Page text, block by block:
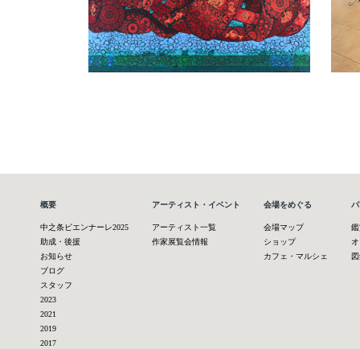
概要
中之条ビエンナーレ2025
助成・後援
お知らせ
ブログ
スタッフ
2023
2021
2019
2017
アーティスト・イベント
アーティスト一覧
作家展覧会情報
会場をめぐる
会場マップ
ショップ
カフェ・マルシェ